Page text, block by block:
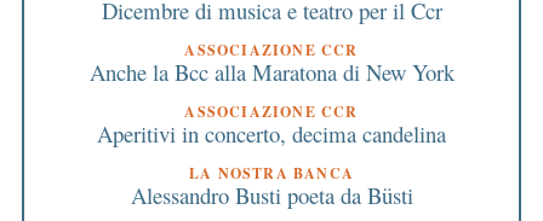
Dicembre di musica e teatro per il Ccr
ASSOCIAZIONE CCR
Anche la Bcc alla Maratona di New York
ASSOCIAZIONE CCR
Aperitivi in concerto, decima candelina
LA NOSTRA BANCA
Alessandro Busti poeta da Büsti